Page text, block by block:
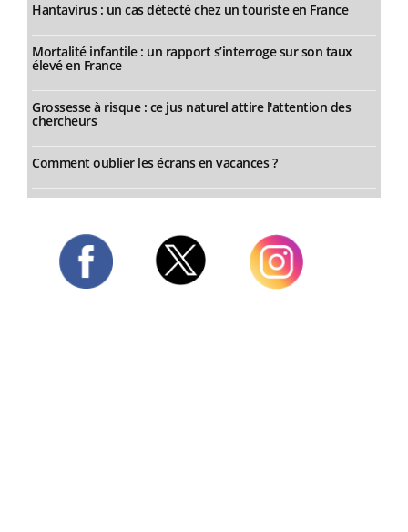
Hantavirus : un cas détecté chez un touriste en France
Mortalité infantile : un rapport s’interroge sur son taux
élevé en France
Grossesse à risque : ce jus naturel attire l'attention des
chercheurs
Comment oublier les écrans en vacances ?